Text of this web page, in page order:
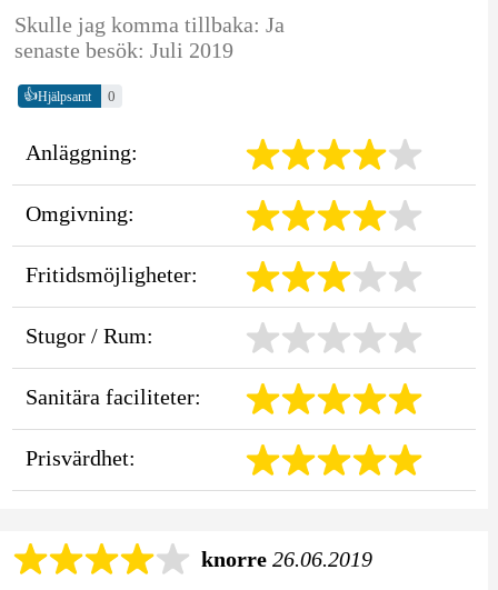
Skulle jag komma tillbaka: Ja
senaste besök: Juli 2019
👍Hjälpsamt 0
Anläggning:
Omgivning:
Fritidsmöjligheter:
Stugor / Rum:
Sanitära faciliteter:
Prisvärdhet:
knorre 26.06.2019